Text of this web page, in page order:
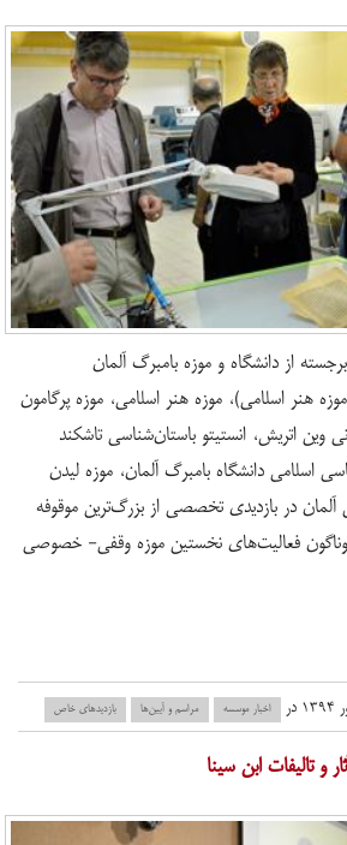
از دانشگاه و موزه بامبرگ آلمان
اسلامی)، موزه هنر اسلامی، موزه پرگامون
وین اتریش، انستیتو باستان‌شناسی تاشکند
اسلامی دانشگاه بامبرگ آلمان، موزه لیدن
آلمان در بازدیدی تخصصی از بزرگ‌ترین موقوفه
فعالیت‌های نخستین موزه وقفی- خصوصی
اخبار موسسه مراسم و آیین‌ها بازدید‌های خاص
تالیفات ابن سینا